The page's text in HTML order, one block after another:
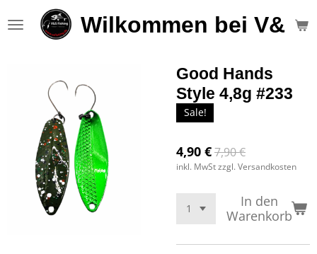
Hauptinhalt
Wilkommen bei V&S
Good Hands
Style 4,8g #233
Sale!
4,90 €7,90 €
inkl. MwSt zzgl. Versandkosten
In den
Warenkorb